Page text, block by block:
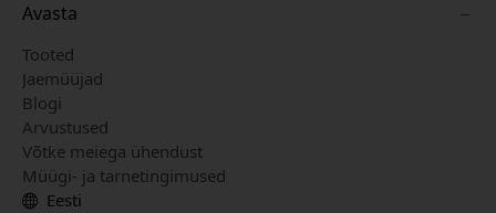
Avasta
Tooted
Jaemüüjad
Blogi
Arvustused
Võtke meiega ühendust
Müügi- ja tarnetingimused
Eesti